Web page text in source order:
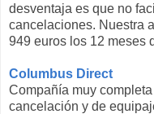
desventaja es que no
cancelaciones. Nuestra
949 euros los 12 meses
Columbus Direct
Compañía muy
cancelación y de